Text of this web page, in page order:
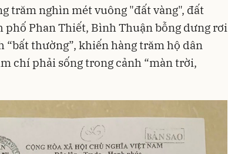
trăm nghìn mét vuông "đất vàng", đất
Phan Thiết, Bình Thuận bỗng dưng rơi
“bất thường”, khiến hàng trăm hộ dân
chí phải sống trong cảnh “màn trời,